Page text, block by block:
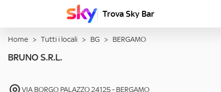
Trova Sky Bar
Home > Tutti i locali > BG > BERGAMO
BRUNO S.R.L.
VIA BORGO PALAZZO24125- BERGAMO